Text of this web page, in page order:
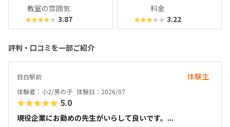
教室の雰囲気
★★★★★ 3.87
料金
★★★★★ 3.22
評判・口コミを一部ご紹介
目白駅前 体験生
体験者：小2/男の子 体験日：2026/07
★★★★★ 5.0
現役企業にお勤めの先生がいらして良いです。...